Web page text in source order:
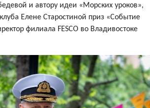
и автору идеи «Морских уроков»,
Елене Старостиной приз «Событие
филиала FESCO во Владивостоке